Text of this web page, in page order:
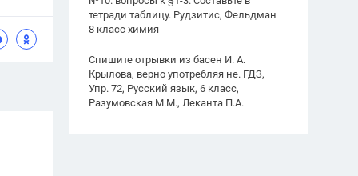
тетради таблицу. Рудзитис, Фельдман
8 класс химия
Спишите отрывки из басен И. А.
Крылова, верно употребляя не. ГДЗ,
Упр. 72, Русский язык, 6 класс,
Разумовская М.М., Леканта П.А.